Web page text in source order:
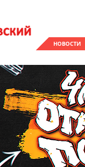
НОВОСТИ